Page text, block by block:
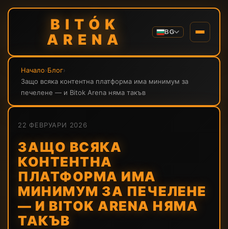
BITÓK
ARENA
BG
Начало›Блог›
Защо всяка контентна платформа има минимум за
печелене — и Bitok Arena няма такъв
22 ФЕВРУАРИ 2026
ЗАЩО ВСЯКА
КОНТЕНТНА
ПЛАТФОРМА ИМА
МИНИМУМ ЗА ПЕЧЕЛЕНЕ
— И BITOK ARENA НЯМА
ТАКЪВ